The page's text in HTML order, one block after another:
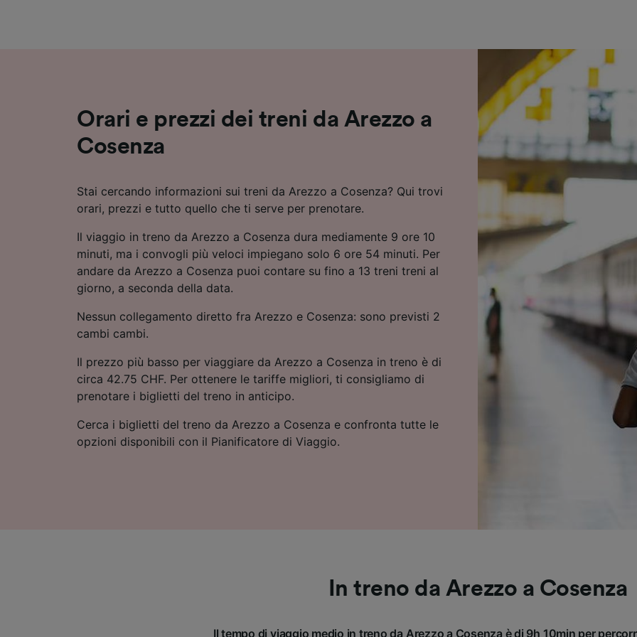
Orari e prezzi dei treni da Arezzo a
Cosenza
Stai cercando informazioni sui treni da Arezzo a Cosenza? Qui trovi
orari, prezzi e tutto quello che ti serve per prenotare.
Il viaggio in treno da Arezzo a Cosenza dura mediamente 9 ore 10
minuti, ma i convogli più veloci impiegano solo 6 ore 54 minuti. Per
andare da Arezzo a Cosenza puoi contare su fino a 13 treni treni al
giorno, a seconda della data.
Nessun collegamento diretto fra Arezzo e Cosenza: sono previsti 2
cambi cambi.
Il prezzo più basso per viaggiare da Arezzo a Cosenza in treno è di
circa 42.75 CHF. Per ottenere le tariffe migliori, ti consigliamo di
prenotare i biglietti del treno in anticipo.
Cerca i biglietti del treno da Arezzo a Cosenza e confronta tutte le
opzioni disponibili con il Pianificatore di Viaggio.
In treno da Arezzo a Cosenza
Il tempo di viaggio medio in treno da Arezzo a Cosenza è di 9h 10min per